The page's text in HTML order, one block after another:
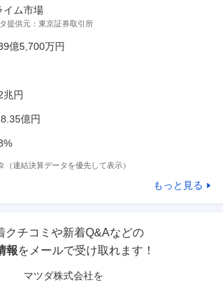
イム市場
提供元： 東京証券取引所
億5,700万円
兆円
億円
（連結決算データを優先して表示）
もっと見る
クチコミや新着Q&Aなどの
報をメールで受け取れます！
マツダ株式会社を